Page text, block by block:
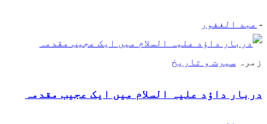
- عبد الغفور
زمرہ سیرت و تاریخ
دربار داؤد علیہ السلام میں ایک عجیب مقدمہ